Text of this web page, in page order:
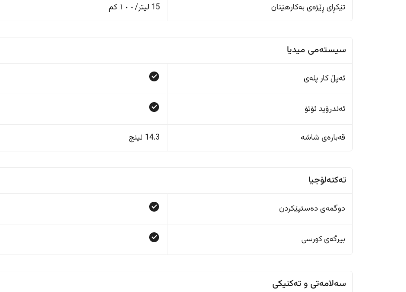
تێکڕای ڕێژەى بەکارهێنان 15 لیتر/١٠٠ کم
سیستەمی میدیا
ئەپڵ کار پلەی
ئەندرۆید ئۆتۆ
قەبارەی شاشە 14.3 ئینج
تەکنەلۆجیا
دوگمەی دەستپێکردن
بیرگەی کورسی
سەلامەتی و تەکنیکی